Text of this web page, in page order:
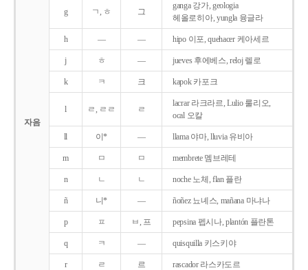
자음
g ㄱ, ㅎ 그
ganga 강가, geologia
헤올로히아, yungla 융글라
h ― ― hipo 이포, quehacer 케아세르
j ㅎ ― jueves 후에베스, reloj 렐로
k ㅋ 크 kapok 카포크
l ㄹ, ㄹㄹ ㄹ
lacrar 라크라르, Lulio 룰리오,
ocal 오칼
ll 이* ― llama 야마, lluvia 유비아
m ㅁ ㅁ membrete 멤브레테
n ㄴ ㄴ noche 노체, flan 플란
ñ 니* ― ñoñez 뇨녜스, mañana 마냐나
p ㅍ ㅂ, 프 pepsina 펩시나, plantón 플란톤
q ㅋ ― quisquilla 키스키야
r ㄹ 르 rascador 라스카도르